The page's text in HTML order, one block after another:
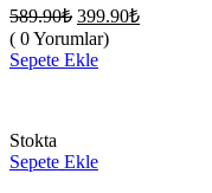
589.90₺ Orijinal
fiyat:
589.90₺.
399.90₺Şu
( 0 Yorumlar)
Sepete Ekle
Stokta
Sepete Ekle